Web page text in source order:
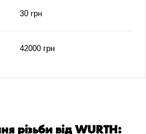
30 грн
42000 грн
різьби від WURTH: